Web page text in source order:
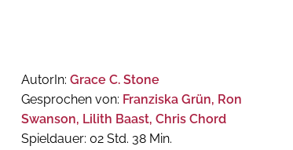
AutorIn: Grace C. Stone
Gesprochen von: Franziska Grün, Ron
Swanson, Lilith Baast, Chris Chord
Spieldauer: 02 Std. 38 Min.